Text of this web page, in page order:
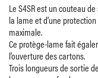
Le S4SR est un couteau
la lame et d’une
maximale.
Ce protège-lame fait
l’ouverture des cartons.
Trois longueurs de sortie